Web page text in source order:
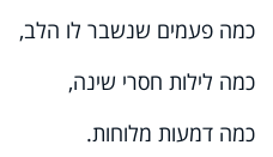
כמה פעמים שנשבר לו הלב,
כמה לילות חסרי שינה,
כמה דמעות מלוחות.